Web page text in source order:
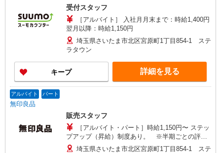
受付スタッフ
［アルバイト］ 入社月月末まで：時給1,400円
翌月以降：時給1,150円
埼玉県さいたま市北区宮原町1丁目854-1 ステ
ラタウン
キープ 詳細を見る
アルバイト パート
無印良品
販売スタッフ
［アルバイト・パート］時給1,150円〜 ステッ
プアップ（昇給）制度あり。 ※半期ごとの評価
で昇降給あり
埼玉県さいたま市北区宮原町1丁目854-1 ステ